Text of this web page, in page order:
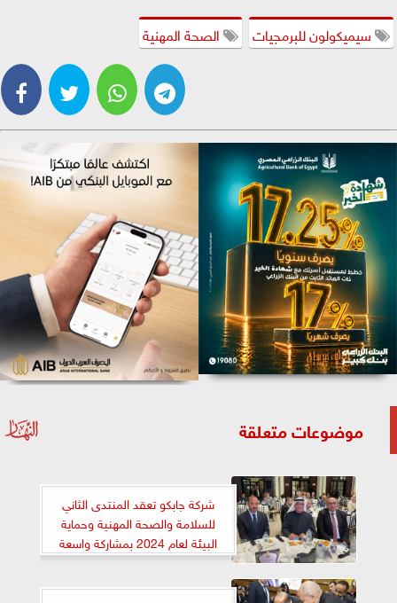
سيميكولون للبرمجيات
الصحة المهنية
موضوعات متعلقة
شركة جابكو تعقد المنتدى الثاني
للسلامة والصحة المهنية وحماية
البيئة لعام 2024 بمشاركة واسعة